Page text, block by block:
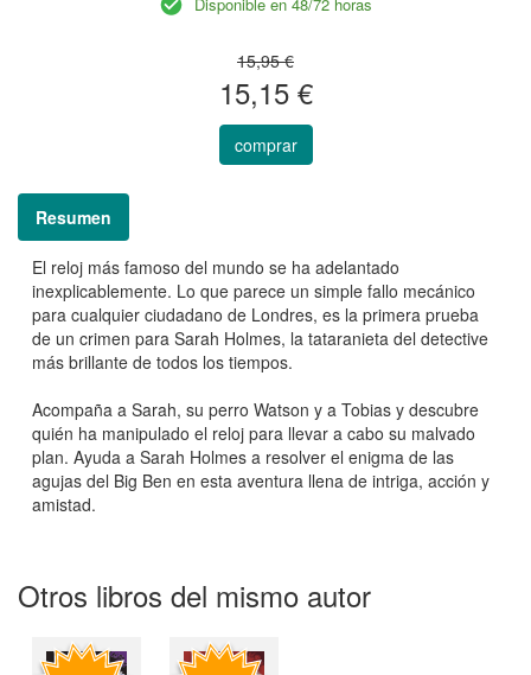
15,95 €
15,15 €
comprar
Resumen
El reloj más famoso del mundo se ha adelantado
inexplicablemente. Lo que parece un simple fallo mecánico
para cualquier ciudadano de Londres, es la primera prueba
de un crimen para Sarah Holmes, la tataranieta del detective
más brillante de todos los tiempos.
Acompaña a Sarah, su perro Watson y a Tobias y descubre
quién ha manipulado el reloj para llevar a cabo su malvado
plan. Ayuda a Sarah Holmes a resolver el enigma de las
agujas del Big Ben en esta aventura llena de intriga, acción y
amistad.
Otros libros del mismo autor